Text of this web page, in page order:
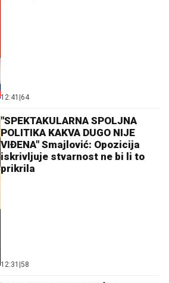
12:41 64
"SPEKTAKULARNA SPOLJNA
POLITIKA KAKVA DUGO NIJE
VIĐENA" Smajlović: Opozicija
iskrivljuje stvarnost ne bi li to
prikrila
12:31 58